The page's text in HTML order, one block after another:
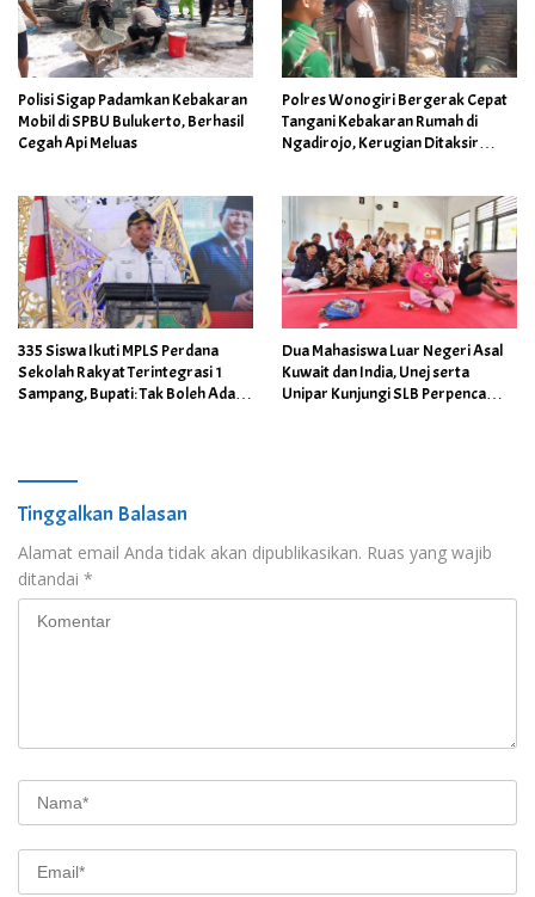
Polisi Sigap Padamkan Kebakaran
Mobil di SPBU Bulukerto, Berhasil
Cegah Api Meluas
Polres Wonogiri Bergerak Cepat
Tangani Kebakaran Rumah di
Ngadirojo, Kerugian Ditaksir
335 Siswa Ikuti MPLS Perdana
Sekolah Rakyat Terintegrasi 1
Sampang, Bupati: Tak Boleh Ada
Dua Mahasiswa Luar Negeri Asal
Kuwait dan India, Unej serta
Unipar Kunjungi SLB Perpenca
Tinggalkan Balasan
Alamat email Anda tidak akan dipublikasikan. Ruas yang wajib
ditandai *